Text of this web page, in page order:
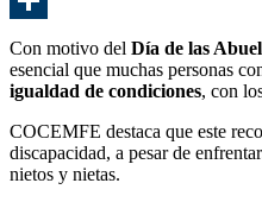
Con motivo del Día de las
esencial que muchas personas
igualdad de condiciones, con
COCEMFE destaca que este
discapacidad, a pesar de
nietos y nietas.